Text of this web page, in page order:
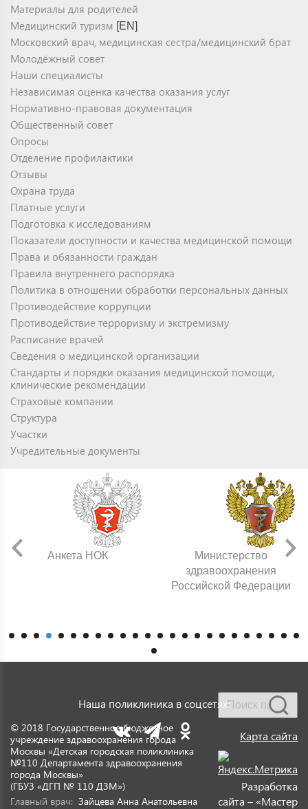
Материалы для родителей
Медицинский туризм [EN]
Московский врач, медицинская сестра/медицинский брат
Молодёжный совет
Наши специалисты
Независимая оценка качества оказания услуг
Нормативно-правовая документация
Общественный совет
Опросы
Отделение профилактики
Отзывы
Охрана труда
Платные услуги
Подготовка к исследованиям
Показатели доступности и качества медицинской помощи
Права и обязанности граждан
Правила внутреннего распорядка
Политика в отношении обработки персональных данных
Противодействие коррупции
Противодействие терроризму и экстремизму
Расписание врачей
Сведения о медицинской организации
Стандарты и порядки оказания медицинской помощи,
клинические рекомендации
Страховые компании
Структура
Участки
Учредительные документы
Анкета НОК
Министерство
здравоохранения
Российской Федерации
© 2018 Государственное бюджетное
учреждение здравоохранения города
Москвы «Детская городская поликлиника
№110 Департамента здравоохранения
города Москвы»
(ГБУЗ «ДГП № 110 ДЗМ»)
Главный врач: Зайцева Анна Анатольевна
Наша поликлиника в соцсетях:
Карта сайта
Разработка
сайта – «Мастер